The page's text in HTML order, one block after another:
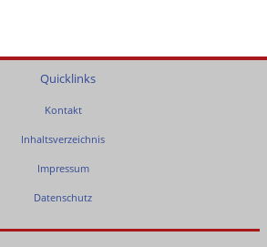
Quicklinks
Kontakt
Inhaltsverzeichnis
Impressum
Datenschutz